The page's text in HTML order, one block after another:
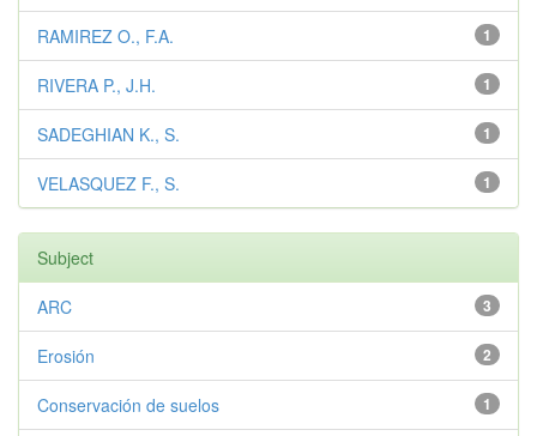
1
RAMIREZ O., F.A.
1
RIVERA P., J.H.
1
SADEGHIAN K., S.
1
VELASQUEZ F., S.
Subject
3
ARC
2
Erosión
1
Conservación de suelos